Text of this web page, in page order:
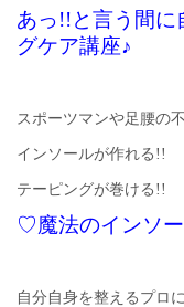
あっ!!と言う間に
グケア講座♪
スポーツマンや足腰の
インソールが作れる!!
テーピングが巻ける!!
♡魔法のインソ
自分自身を整えるプロ